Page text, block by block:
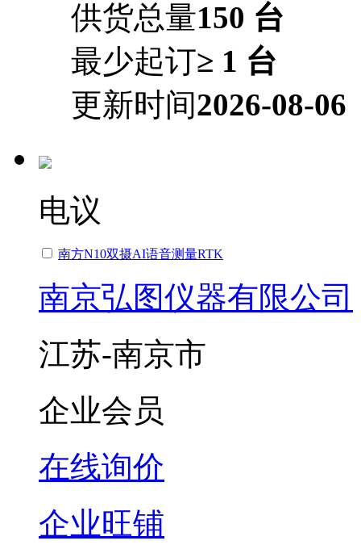
供货总量150 台
最少起订≥ 1 台
更新时间2026-08-06
电议
南方N10双摄AI语音测量RTK
南京弘图仪器有限公司
江苏-南京市
企业会员
在线询价
企业旺铺